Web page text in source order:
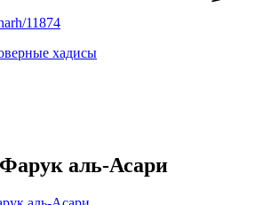
11874
хадисы
Фарук аль-Асари